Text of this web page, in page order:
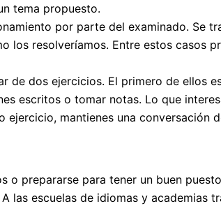
tema propuesto.
por parte del examinado. Se
los resolveríamos. Entre estos casos
de dos ejercicios. El primero de ellos
escritos o tomar notas. Lo que
mantienes una conversación
o prepararse para tener un buen
escuelas de idiomas y academias